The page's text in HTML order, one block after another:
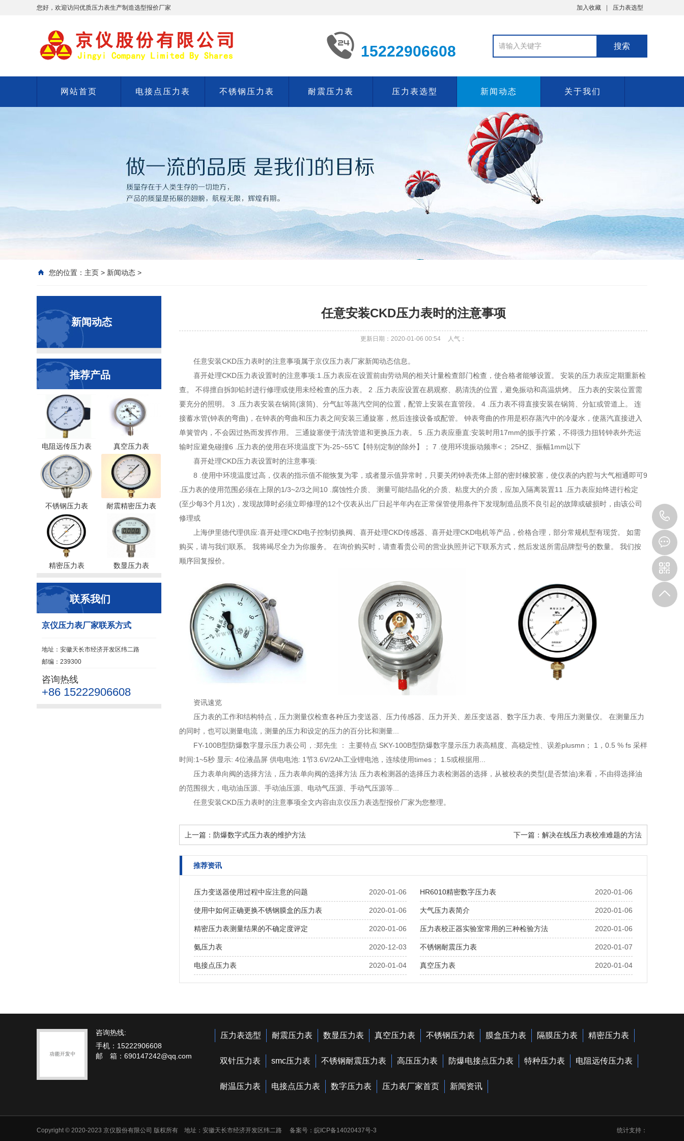
您好，欢迎访问优质压力表生产制造选型报价厂家 加入收藏 压力表选型
15222906608
网站首页 电接点压力表 不锈钢压力表 耐震压力表 压力表选型 新闻动态 关于我们
您的位置： 主页 > 新闻动态 >
新闻动态
推荐产品
电阻远传压力表 真空压力表
不锈钢压力表 耐震精密压力表
精密压力表 数显压力表
联系我们
京仪压力表厂家联系方式
地址：安徽天长市经济开发区纬二路
邮编：239300
咨询热线
+86 15222906608
任意安装CKD压力表时的注意事项
更新日期：2020-01-06 00:54 人气：
任意安装CKD压力表时的注意事项属于京仪压力表厂家新闻动态信息。
喜开处理CKD压力表设置时的注意事项:1.压力表应在设置前由劳动局的相关计量检查部门检查，使合格者能够设置。 安装的压力表应定期重新检
查。 不得擅自拆卸铅封进行修理或使用未经检查的压力表。 2 .压力表应设置在易观察、易清洗的位置，避免振动和高温烘烤。 压力表的安装位置需
要充分的照明。 3 .压力表安装在锅筒(滚筒)、分气缸等蒸汽空间的位置，配管上安装在直管段。 4 .压力表不得直接安装在锅筒、分缸或管道上。 连
接蓄水管(钟表的弯曲)，在钟表的弯曲和压力表之间安装三通旋塞，然后连接设备或配管。 钟表弯曲的作用是积存蒸汽中的冷凝水，使蒸汽直接进入
单簧管内，不会因过热而发挥作用。 三通旋塞便于清洗管道和更换压力表。 5 .压力表应垂直:安装时用17mm的扳手拧紧，不得强力扭转钟表外壳运
输时应避免碰撞6 .压力表的使用在环境温度下为-25~55℃【特别定制的除外】； 7 .使用环境振动频率<； 25HZ、振幅1mm以下
喜开处理CKD压力表设置时的注意事项:
8 .使用中环境温度过高，仪表的指示值不能恢复为零，或者显示值异常时，只要关闭钟表壳体上部的密封橡胶塞，使仪表的内腔与大气相通即可9
.压力表的使用范围必须在上限的1/3~2/3之间10 .腐蚀性介质、 测量可能结晶化的介质、粘度大的介质，应加入隔离装置11 .压力表应始终进行检定
(至少每3个月1次)，发现故障时必须立即修理的12个仪表从出厂日起半年内在正常保管使用条件下发现制造品质不良引起的故障或破损时，由该公司
修理或
上海伊里德代理供应:喜开处理CKD电子控制切换阀、喜开处理CKD传感器、喜开处理CKD电机等产品，价格合理，部分常规机型有现货。 如需
购买，请与我们联系。 我将竭尽全力为你服务。 在询价购买时，请查看贵公司的营业执照并记下联系方式，然后发送所需品牌型号的数量。 我们按
顺序回复报价。
资讯速览
压力表的工作和结构特点 ，压力测量仪检查各种压力变送器、压力传感器、压力开关、差压变送器、数字压力表、专用压力测量仪。 在测量压力
的同时，也可以测量电流，测量的压力和设定的压力的百分比和测量...
FY-100B型防爆数字显示压力表公司 ，:郑先生 ： 主要特点 SKY-100B型防爆数字显示压力表高精度、高稳定性、误差plusmn； 1，0.5 % fs 采样
时间:1~5秒 显示: 4位液晶屏 供电电池: 1节3.6V/2Ah工业锂电池，连续使用times； 1.5或根据用...
压力表单向阀的选择方法 ，压力表单向阀的选择方法 压力表检测器的选择压力表检测器的选择，从被校表的类型(是否禁油)来看，不由得选择油
的范围很大，电动油压源、手动油压源、电动气压源、手动气压源等...
任意安装CKD压力表时的注意事项全文内容由京仪压力表选型报价厂家为您整理。
上一篇： 防爆数字式压力表的维护方法 下一篇： 解决在线压力表校准难题的方法
推荐资讯
2020-01-06
压力变送器使用过程中应注意的问题 2020-01-06
HR6010精密数字压力表
2020-01-06
使用中如何正确更换不锈钢膜盒的压力表 2020-01-06
大气压力表简介
2020-01-06
精密压力表测量结果的不确定度评定 2020-01-06
压力表校正器实验室常用的三种检验方法
2020-12-03
氨压力表 2020-01-07
不锈钢耐震压力表
2020-01-04
电接点压力表 2020-01-04
真空压力表
咨询热线:
手机：15222906608
邮 箱：690147242@qq.com
压力表选型 耐震压力表 数显压力表 真空压力表 不锈钢压力表 膜盒压力表 隔膜压力表 精密压力表
双针压力表 smc压力表 不锈钢耐震压力表 高压压力表 防爆电接点压力表 特种压力表 电阻远传压力表
耐温压力表 电接点压力表 数字压力表 压力表厂家首页 新闻资讯
Copyright © 2020-2023 京仪股份有限公司 版权所有 地址：安徽天长市经济开发区纬二路 备案号： 皖ICP备14020437号-3 统计支持：